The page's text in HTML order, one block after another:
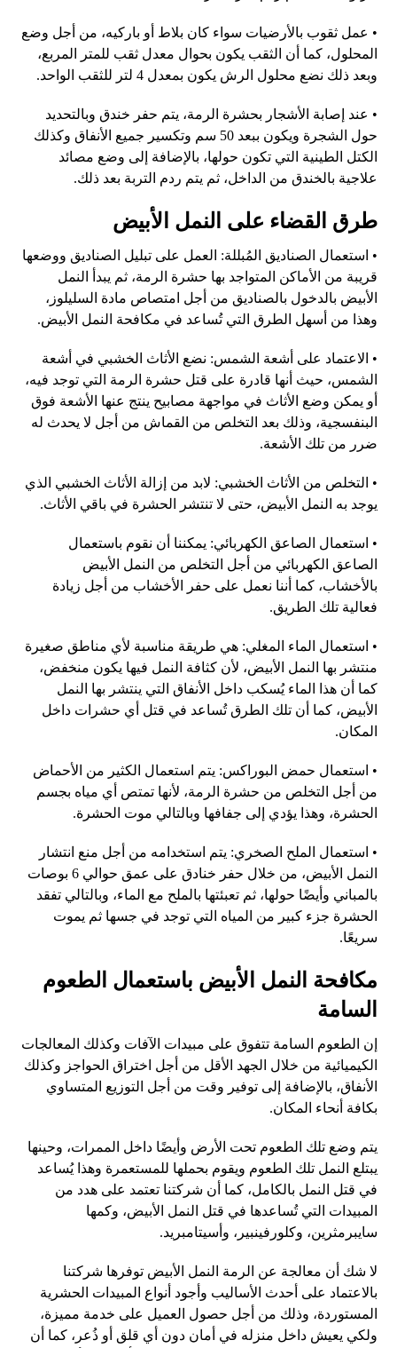
• عمل ثقوب بالأرضيات سواء كان بلاط أو باركيه، من أجل وضع
المحلول، كما أن الثقب يكون بحوال معدل ثقب للمتر المربع،
وبعد ذلك نضع محلول الرش يكون بمعدل 4 لتر للثقب الواحد.
• عند إصابة الأشجار بحشرة الرمة، يتم حفر خندق وبالتحديد
حول الشجرة ويكون ببعد 50
سم وتكسير جميع الأنفاق وكذلك
الكتل الطينية التي تكون حولها، بالإضافة إلى وضع مصائد
علاجية بالخندق من الداخل، ثم يتم ردم التربة بعد ذلك.
طرق القضاء على النمل الأبيض
• استعمال الصناديق المُبللة: العمل على تبليل الصناديق ووضعها
قريبة من الأماكن المتواجد بها حشرة الرمة، ثم يبدأ النمل
الأبيض بالدخول بالصناديق من أجل امتصاص مادة السليلوز،
وهذا من أسهل الطرق التي تُساعد في مكافحة النمل الأبيض.
• الاعتماد على أشعة الشمس: نضع الأثاث الخشبي في أشعة
الشمس، حيث أنها قادرة على قتل حشرة الرمة التي توجد فيه،
أو يمكن وضع الأثاث في مواجهة مصابيح ينتج عنها الأشعة فوق
البنفسجية، وذلك بعد التخلص من القماش من أجل لا يحدث له
ضرر من تلك الأشعة.
• التخلص من الأثاث الخشبي: لابد من إزالة الأثاث الخشبي الذي
يوجد به النمل الأبيض، حتى لا تنتشر الحشرة في باقي الأثاث.
• استعمال الصاعق الكهربائي: يمكننا أن نقوم باستعمال
الصاعق الكهربائي من أجل التخلص من النمل الأبيض
بالأخشاب، كما أننا نعمل على حفر الأخشاب من أجل زيادة
فعالية تلك الطريق.
• استعمال الماء المغلي:هي طريقة مناسبة لأي مناطق صغيرة
منتشر بها النمل الأبيض، لأن كثافة النمل فيها يكون منخفض،
كما أن هذا الماء يُسكب داخل الأنفاق التي ينتشر بها النمل
الأبيض، كما أن تلك الطرق تُساعد في قتل أي حشرات داخل
المكان.
• استعمال حمض البوراكس: يتم استعمال الكثير من الأحماض
من أجل التخلص من حشرة الرمة، لأنها تمتص أي مياه بجسم
الحشرة، وهذا يؤدي إلى جفافها وبالتالي موت الحشرة.
• استعمال الملح الصخري: يتم استخدامه من أجل منع انتشار
النمل الأبيض، من خلال حفر خنادق على عمق حوالي 6
بوصات
بالمباني وأيضًا حولها، ثم تعبئتها بالملح مع الماء، وبالتالي تفقد
الحشرة جزء كبير من المياه التي توجد في جسها ثم يموت
سريعًا.
مكافحة النمل الأبيض باستعمال الطعوم
السامة
إن الطعوم السامة تتفوق على مبيدات الآفات وكذلك المعالجات
الكيميائية من خلال الجهد الأقل من أجل اختراق الحواجز وكذلك
الأنفاق، بالإضافة إلى توفير وقت من أجل التوزيع المتساوي
بكافة أنحاء المكان.
يتم وضع تلك الطعوم تحت الأرض وأيضًا داخل الممرات، وحينها
يبتلع النمل تلك الطعوم ويقوم بحملها للمستعمرة وهذا يُساعد
في قتل النمل بالكامل، كما أن شركتنا تعتمد على هدد من
المبيدات التي تُساعدها في قتل النمل الأبيض، وكمها
سايبرمثرين، وكلورفينبير، وأسيتامبريد.
لا شك أن معالجة عن الرمة النمل الأبيض توفرها شركتنا
بالاعتماد على أحدث الأساليب وأجود أنواع المبيدات الحشرية
المستوردة، وذلك من أجل حصول العميل على خدمة مميزة،
ولكي يعيش داخل منزله في أمان دون أي قلق أو ذُعر، كما أن